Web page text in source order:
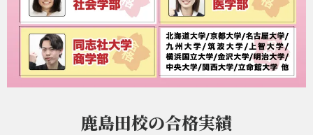
鹿島田校の合格実績